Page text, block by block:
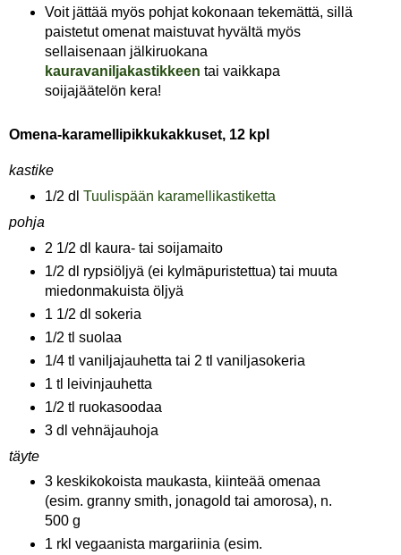
Voit jättää myös pohjat kokonaan tekemättä, sillä
paistetut omenat maistuvat hyvältä myös
sellaisenaan jälkiruokana
kauravaniljakastikkeen tai vaikkapa
soijajäätelön kera!
Omena-karamellipikkukakkuset, 12 kpl
kastike
1/2 dl Tuulispään karamellikastiketta
pohja
2 1/2 dl kaura- tai soijamaito
1/2 dl rypsiöljyä (ei kylmäpuristettua) tai muuta
miedonmakuista öljyä
1 1/2 dl sokeria
1/2 tl suolaa
1/4 tl vaniljajauhetta tai 2 tl vaniljasokeria
1 tl leivinjauhetta
1/2 tl ruokasoodaa
3 dl vehnäjauhoja
täyte
3 keskikokoista maukasta, kiinteää omenaa
(esim. granny smith, jonagold tai amorosa), n.
500 g
1 rkl vegaanista margariinia (esim.